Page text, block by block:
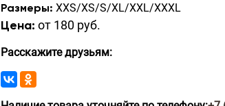
Размеры: XXS/XS/S/XL/XXL/XXXL
Цена: от 180 руб.
Расскажите друзьям: